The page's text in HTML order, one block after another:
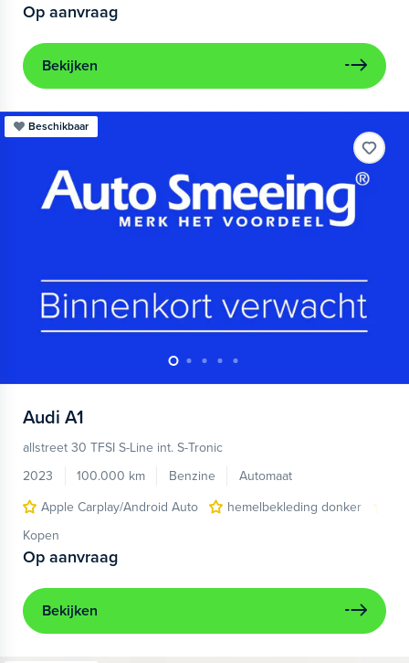
Op aanvraag
Bekijken
Beschikbaar
Audi A1
allstreet 30 TFSI S-Line int. S-Tronic
2023
100.000 km Benzine
Automaat
Apple Carplay/Android Auto
hemelbekleding donker
Kopen
Op aanvraag
Bekijken